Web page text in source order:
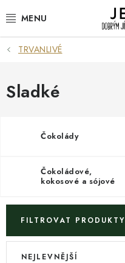
na
DÁRKOVÉ SADY
TRVANLIVÉ
SPORT A ZDRAVÍ
KERAMIKA
TRVANLIVÉ
Sladké
Čokolády
Čokoládové,
kokosové a sójové
FILTROVAT PRODUKTY
V
Ř
NEJLEVNĚJŠÍ